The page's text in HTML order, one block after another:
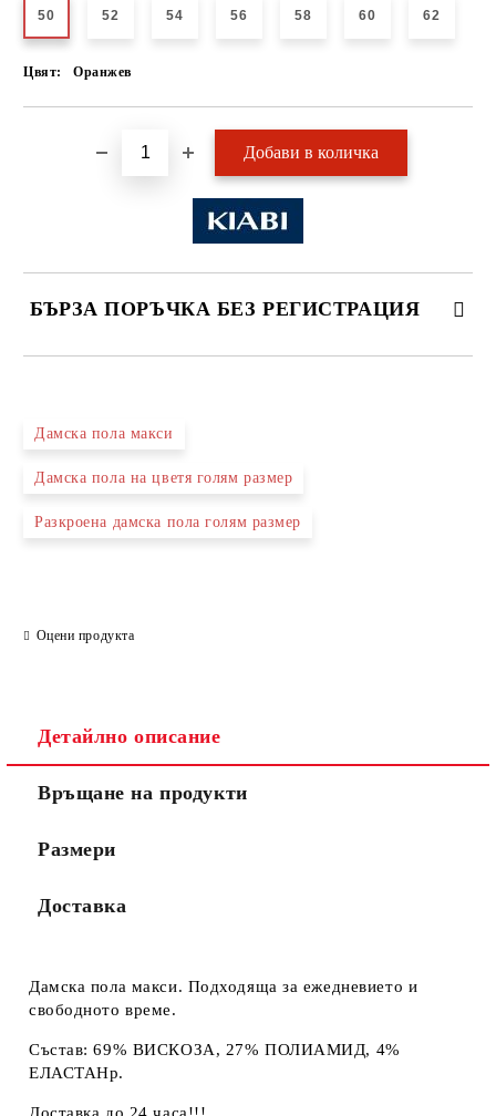
50 52 54 56 58 60 62
Цвят: Оранжев
БЪРЗА ПОРЪЧКА БЕЗ РЕГИСТРАЦИЯ
Ние ще се свържем с вас в рамките на работния ден.
Дамска пола макси
Дамска пола на цветя голям размер
Разкроена дамска пола голям размер
Оцени продукта
Детайлно описание
Връщане на продукти
Размери
Доставка
Дамска пола макси. Подходяща за ежедневието и
свободното време.
Състав: 69% ВИСКОЗА, 27% ПОЛИАМИД, 4%
ЕЛАСТАНр.